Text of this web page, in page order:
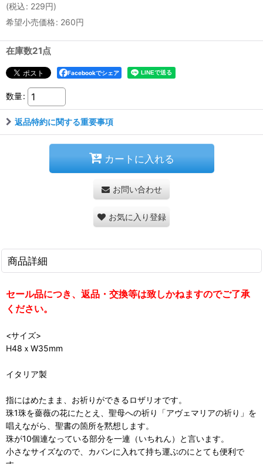
(税込: 229円)
希望小売価格: 260円
在庫数21点
Facebookでシェア
数量:
返品特約に関する重要事項
カートに入れる
お問い合わせ
お気に入り登録
商品詳細
セール品につき、返品・交換等は致しかねますのでご了承
ください。
<サイズ>
H48ｘW35mm
イタリア製
指にはめたまま、お祈りができるロザリオです。
珠1珠を薔薇の花にたとえ、聖母への祈り「アヴェマリアの祈り」を
唱えながら、聖書の箇所を黙想します。
珠が10個連なっている部分を一連（いちれん）と言います。
小さなサイズなので、カバンに入れて持ち運ぶのにとても便利で